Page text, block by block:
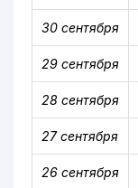
30 сентября
29 сентября
28 сентября
27 сентября
26 сентября